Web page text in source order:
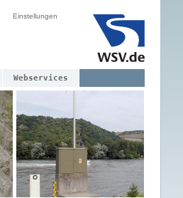
Einstellungen
Webservices